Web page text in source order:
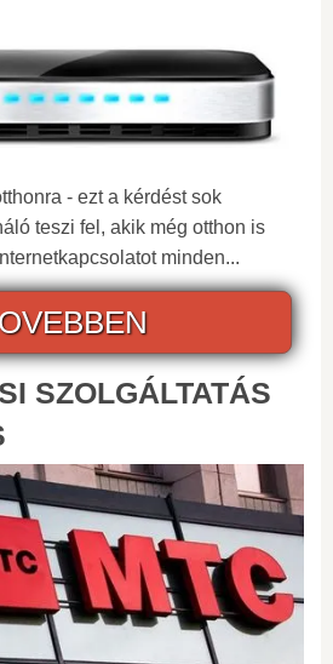
- ezt a kérdést sok
teszi fel, akik még otthon is
minden...
SZOLGÁLTATÁS